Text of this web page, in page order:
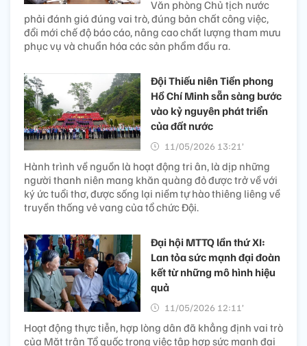
Văn phòng Chủ tịch nước
phải đánh giá đúng vai trò, đúng bản chất công việc,
đổi mới chế độ báo cáo, nâng cao chất lượng tham mưu
phục vụ và chuẩn hóa các sản phẩm đầu ra.
Đội Thiếu niên Tiền phong
Hồ Chí Minh sẵn sàng bước
vào kỷ nguyên phát triển
của đất nước
11/05/2026 13:21’
Hành trình về nguồn là hoạt động tri ân, là dịp những
người thanh niên mang khăn quàng đỏ được trở về với
ký ức tuổi thơ, được sống lại niềm tự hào thiêng liêng về
truyền thống vẻ vang của tổ chức Đội.
Đại hội MTTQ lần thứ XI:
Lan tỏa sức mạnh đại đoàn
kết từ những mô hình hiệu
quả
11/05/2026 12:11’
Hoạt động thực tiễn, hợp lòng dân đã khẳng định vai trò
của Mặt trận Tổ quốc trong việc tập hợp sức mạnh đại